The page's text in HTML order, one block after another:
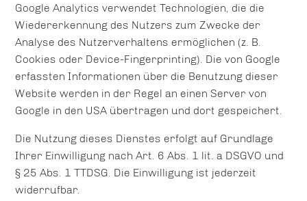
Google Analytics verwendet Technologien, die die
Wiedererkennung des Nutzers zum Zwecke der
Analyse des Nutzerverhaltens ermöglichen (z. B.
Cookies oder Device-Fingerprinting). Die von Google
erfassten Informationen über die Benutzung dieser
Website werden in der Regel an einen Server von
Google in den USA übertragen und dort gespeichert.
Die Nutzung dieses Dienstes erfolgt auf Grundlage
Ihrer Einwilligung nach Art. 6 Abs. 1 lit. a DSGVO und
§ 25 Abs. 1 TTDSG. Die Einwilligung ist jederzeit
widerrufbar.